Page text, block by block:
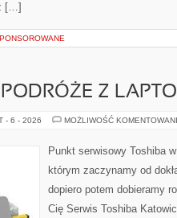
[…]
Z
- 6 - 2026 MOŻLIWOŚĆ
Punkt serwisowy Toshiba
którym zaczynamy od
dopiero potem dobieramy
Cię Serwis Toshiba